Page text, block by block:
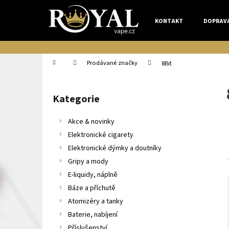
KONTAKT
Domů Prodávané značky 8Bit
Přeskočit
kategorie
Kategorie
Akce & novinky
Elektronické cigarety
Elektronické dýmky a doutníky
Gripy a mody
E-liquidy, náplně
Báze a příchutě
Atomizéry a tanky
Baterie, nabíjení
í
k
Zpět
do
obchodu
Zpět
do
obchodu